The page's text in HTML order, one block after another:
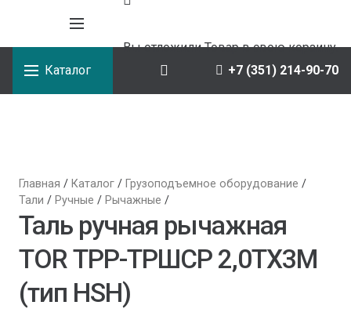
Вы отложилиТоварв свою корзину.
Каталог
+7 (351) 214-90-70
Главная / Каталог / Грузоподъемное оборудование /
Тали / Ручные / Рычажные /
Таль ручная рычажная
TOR ТРР-ТРШСР 2,0ТХ3М
(тип HSH)